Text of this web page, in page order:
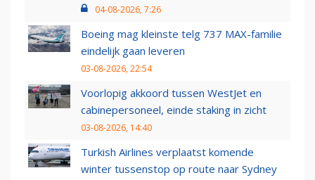
04-08-2026, 7:26
Boeing mag kleinste telg 737 MAX-familie
eindelijk gaan leveren
03-08-2026, 22:54
Voorlopig akkoord tussen WestJet en
cabinepersoneel, einde staking in zicht
03-08-2026, 14:40
Turkish Airlines verplaatst komende
winter tussenstop op route naar Sydney